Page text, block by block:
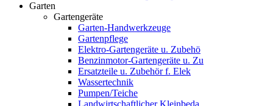
Garten
Gartengeräte
Garten-Handwerkzeuge
Gartenpflege
Elektro-Gartengeräte u. Zubehö
Benzinmotor-Gartengeräte u. Zu
Ersatzteile u. Zubehör f. Elek
Wassertechnik
Pumpen/Teiche
Landwirtschaftlicher Kleinbeda